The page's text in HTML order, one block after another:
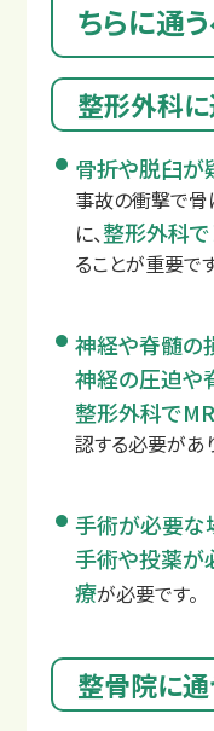
ちらに通
整形外科
骨折や脱臼が
事故の衝撃で骨
に、整形外科で
ることが重要です
神経や脊髄の
神経の圧迫や
整形外科で
認する必要があ
手術が必要な
手術や投薬が
療が必要です。
整骨院に